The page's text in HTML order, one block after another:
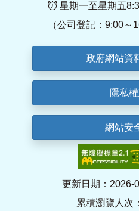
星期一至星期五
（公司登記：9:00～
政府網站資
隱私
網站安
更新日期：2026-
累積瀏覽人次